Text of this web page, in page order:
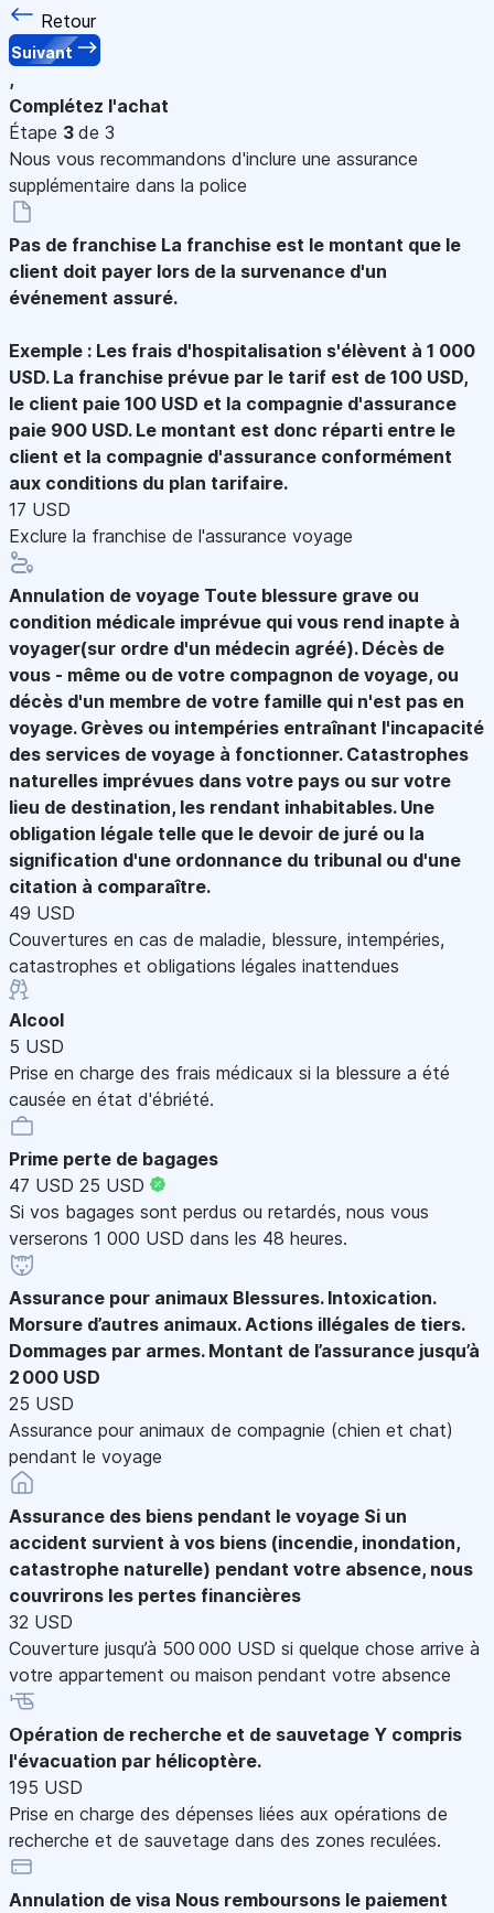
Retour
Suivant
,
Complétez l'achat
Étape 3 de 3
Nous vous recommandons d'inclure une assurance
supplémentaire dans la police
Pas de franchise La franchise est le montant que le
client doit payer lors de la survenance d'un
événement assuré.
Exemple : Les frais d'hospitalisation s'élèvent à 1 000
USD. La franchise prévue par le tarif est de 100 USD,
le client paie 100 USD et la compagnie d'assurance
paie 900 USD. Le montant est donc réparti entre le
client et la compagnie d'assurance conformément
aux conditions du plan tarifaire.
17 USD
Exclure la franchise de l'assurance voyage
Annulation de voyage Toute blessure grave ou
condition médicale imprévue qui vous rend inapte à
voyager(sur ordre d'un médecin agréé). Décès de
vous - même ou de votre compagnon de voyage, ou
décès d'un membre de votre famille qui n'est pas en
voyage. Grèves ou intempéries entraînant l'incapacité
des services de voyage à fonctionner. Catastrophes
naturelles imprévues dans votre pays ou sur votre
lieu de destination, les rendant inhabitables. Une
obligation légale telle que le devoir de juré ou la
signification d'une ordonnance du tribunal ou d'une
citation à comparaître.
49 USD
Couvertures en cas de maladie, blessure, intempéries,
catastrophes et obligations légales inattendues
Alcool
5 USD
Prise en charge des frais médicaux si la blessure a été
causée en état d'ébriété.
Prime perte de bagages
47 USD 25 USD
Si vos bagages sont perdus ou retardés, nous vous
verserons 1 000 USD dans les 48 heures.
Assurance pour animaux Blessures. Intoxication.
Morsure d’autres animaux. Actions illégales de tiers.
Dommages par armes. Montant de l’assurance jusqu’à
2 000 USD
25 USD
Assurance pour animaux de compagnie (chien et chat)
pendant le voyage
Assurance des biens pendant le voyage Si un
accident survient à vos biens (incendie, inondation,
catastrophe naturelle) pendant votre absence, nous
couvrirons les pertes financières
32 USD
Couverture jusqu’à 500 000 USD si quelque chose arrive à
votre appartement ou maison pendant votre absence
Opération de recherche et de sauvetage Y compris
l'évacuation par hélicoptère.
195 USD
Prise en charge des dépenses liées aux opérations de
recherche et de sauvetage dans des zones reculées.
Annulation de visa Nous remboursons le paiement